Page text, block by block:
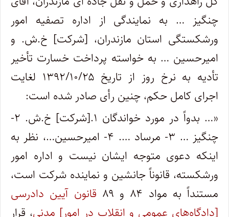
چنگیز … به نمایندگی از اداره تصفیه امور
ورشکستگی استان مازندران، [شرکت] خ.ش. و
امیرحسین … به خواسته پرداخت خسارت تأخیر
تأدیه به نرخ روز از تاریخ ۱۳۹۲/۱۰/۲۵ لغایت
اجرای کامل حکم، چنین رأی صادر شده است:
«… بدواً در مورد خواندگان ۱.[شرکت] خ.ش. ۲-
چنگیز … ۳- مرساد …. ۴- امیرحسین…، نظر به
اینکه دعوی متوجه ایشان نیست و اداره امور
ورشکسته، قانوناً جانشین و نماینده شرکت است،
مستنداً به مواد ۸۴ و ۸۹
قانون آیین دادرسی
[دادگاه‌های عمومی و انقلاب در امور] مدنی، قرار